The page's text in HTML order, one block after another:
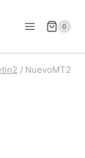
0
/ NuevoMT2